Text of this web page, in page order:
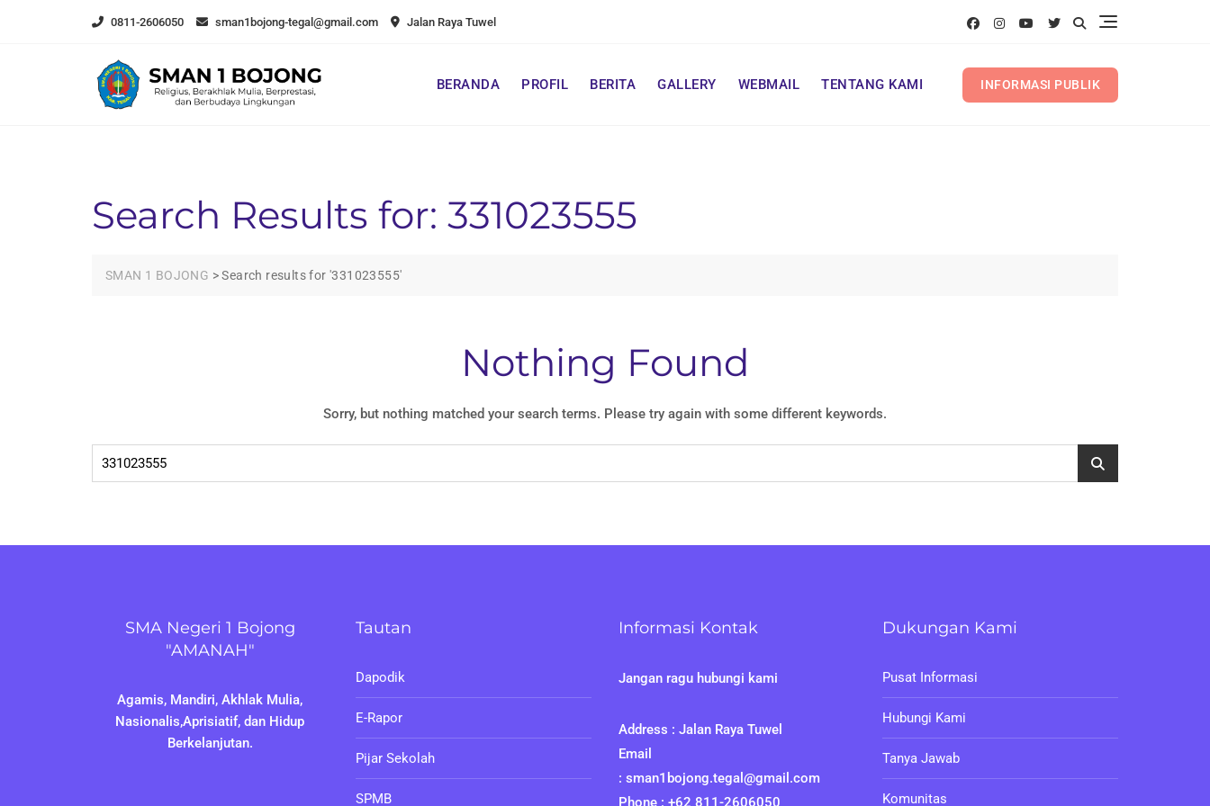
0811-2606050 sman1bojong-tegal@gmail.com Jalan Raya Tuwel
BERANDA PROFIL BERITA GALLERY WEBMAIL TENTANG KAMI INFORMASI PUBLIK
Search Results for: 331023555
SMAN 1 BOJONG >Search results for '331023555'
Nothing Found
Sorry, but nothing matched your search terms. Please try again with some different keywords.
Cari
SMA Negeri 1 Bojong
"AMANAH"
Agamis, Mandiri, Akhlak Mulia,
Nasionalis,Aprisiatif, dan Hidup
Berkelanjutan.
Tautan
Dapodik
E-Rapor
Pijar Sekolah
SPMB
Informasi Kontak
Jangan ragu hubungi kami
Address : Jalan Raya Tuwel
Email
: sman1bojong.tegal@gmail.com
Phone : +62 811-2606050
Dukungan Kami
Pusat Informasi
Hubungi Kami
Tanya Jawab
Komunitas